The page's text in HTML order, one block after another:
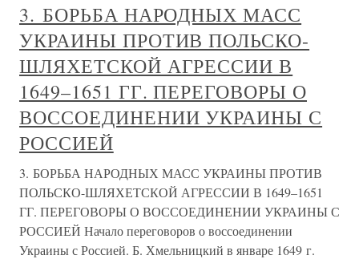
3. БОРЬБА НАРОДНЫХ МАСС
УКРАИНЫ ПРОТИВ ПОЛЬСКО-
ШЛЯХЕТСКОЙ АГРЕССИИ В
1649–1651 ГГ. ПЕРЕГОВОРЫ О
ВОССОЕДИНЕНИИ УКРАИНЫ С
РОССИЕЙ
3. БОРЬБА НАРОДНЫХ МАСС УКРАИНЫ ПРОТИВ
ПОЛЬСКО-ШЛЯХЕТСКОЙ АГРЕССИИ В 1649–1651
ГГ. ПЕРЕГОВОРЫ О ВОССОЕДИНЕНИИ УКРАИНЫ С
РОССИЕЙ Начало переговоров о воссоединении
Украины с Россией. Б. Хмельницкий в январе 1649 г.